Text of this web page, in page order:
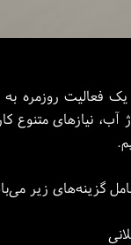
روزمره به
نیازهای متنوع
گزینه‌های زیر